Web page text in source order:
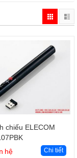
Giỏ hàng
chiếu ELECOM
hệ
Chi tiết